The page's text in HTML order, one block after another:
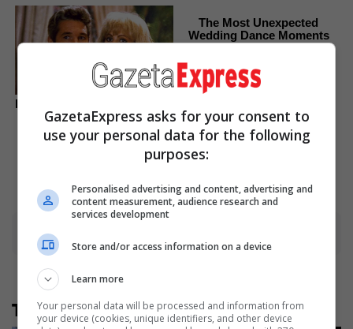
Remember These Iconic '90s
Couples? See The List That
Defined A Generation
The Most Unexpected
Wedding Dance Moments
Të tjera nga rubrika
GazetaExpress asks for your consent to
use your personal data for the following
purposes:
Personalised advertising and content, advertising and
content measurement, audience research and
services development
Store and/or access information on a device
Learn more
Your personal data will be processed and information from
your device (cookies, unique identifiers, and other device